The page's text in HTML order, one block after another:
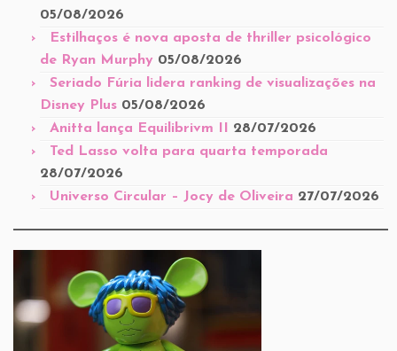
05/08/2026
Estilhaços é nova aposta de thriller psicológico
de Ryan Murphy 05/08/2026
Seriado Fúria lidera ranking de visualizações na
Disney Plus 05/08/2026
Anitta lança Equilibrivm II 28/07/2026
Ted Lasso volta para quarta temporada
28/07/2026
Universo Circular – Jocy de Oliveira 27/07/2026